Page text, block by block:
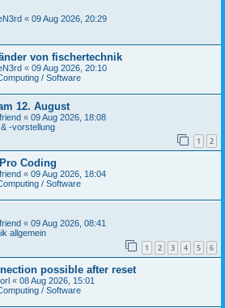
« 09 Aug 2026, 20:29
von fischertechnik
« 09 Aug 2026, 20:10
/ Software
12. August
« 09 Aug 2026, 18:08
-vorstellung
1 2
Coding
« 09 Aug 2026, 18:04
/ Software
« 09 Aug 2026, 08:41
allgemein
1 2 3 4 5 6
possible after reset
« 08 Aug 2026, 15:01
/ Software